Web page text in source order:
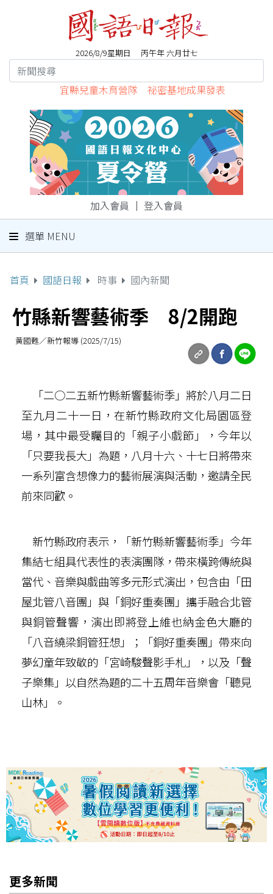
2026/8/9星期日 丙午年 六月廿七
宜縣兒童木育營隊 祕密基地成果發表
加入會員 ｜ 登入會員
選單 MENU
首頁 國語日報 時事 國內新聞
竹縣新響藝術季 8/2開跑
黃國甦／新竹報導 (2025/7/15)
「二○二五新竹縣新響藝術季」將於八月二日
至九月二十一日，在新竹縣政府文化局園區登
場，其中最受矚目的「親子小戲節」，今年以
「只要我長大」為題，八月十六、十七日將帶來
一系列富含想像力的藝術展演與活動，邀請全民
前來同歡。
新竹縣政府表示，「新竹縣新響藝術季」今年
集結七組具代表性的表演團隊，帶來橫跨傳統與
當代、音樂與戲曲等多元形式演出，包含由「田
屋北管八音團」與「銅好重奏團」攜手融合北管
與銅管聲響，演出即將登上維也納金色大廳的
「八音繞梁銅管狂想」；「銅好重奏團」帶來向
夢幻童年致敬的「宮崎駿聲影手札」，以及「聲
子樂集」以自然為題的二十五周年音樂會「聽見
山林」。
更多新聞